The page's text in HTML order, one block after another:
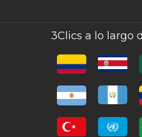
3Clics a lo largo